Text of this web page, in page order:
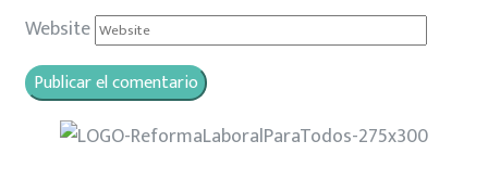
Website